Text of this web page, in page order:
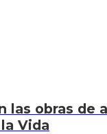
las obras de
Vida